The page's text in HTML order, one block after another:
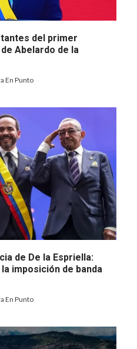
del primer
Abelardo de la
En Punto
de De la Espriella:
imposición de banda
En Punto